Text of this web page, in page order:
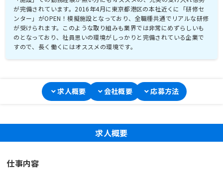
が完備されています。2016年4月に東京都港区の本社近くに「研修セ
ンター」がOPEN！模擬施設となっており、全職種共通でリアルな研修
が受けられます。このような取り組みも業界では非常にめずらしいも
のとなっており、社員思いの環境がしっかりと完備されている企業で
すので、長く働くにはオススメの環境です。
求人概要 会社概要 応募方法
求人概要
仕事内容